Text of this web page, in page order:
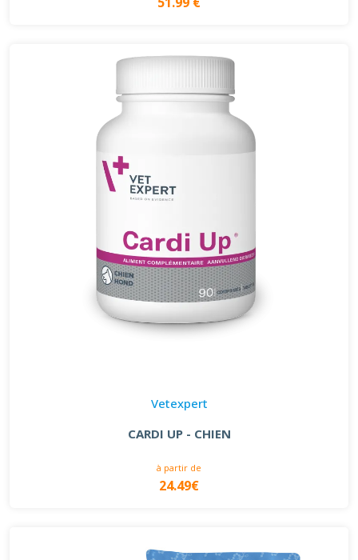
Vetexpert
CARDI UP - CHIEN
à partir de
24.49€